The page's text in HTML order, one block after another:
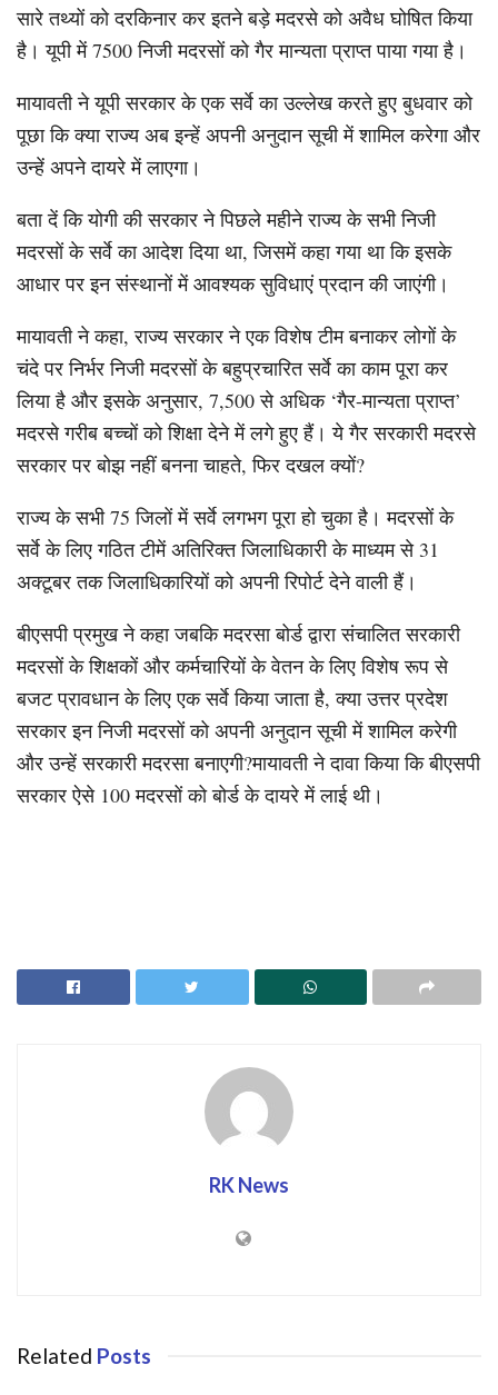
सारे तथ्यों को दरकिनार कर इतने बड़े मदरसे को अवैध घोषित किया
है। यूपी में 7500 निजी मदरसों को गैर मान्यता प्राप्त पाया गया है।
मायावती ने यूपी सरकार के एक सर्वे का उल्लेख करते हुए बुधवार को
पूछा कि क्या राज्य अब इन्हें अपनी अनुदान सूची में शामिल करेगा और
उन्हें अपने दायरे में लाएगा।
बता दें कि योगी की सरकार ने पिछले महीने राज्य के सभी निजी
मदरसों के सर्वे का आदेश दिया था, जिसमें कहा गया था कि इसके
आधार पर इन संस्थानों में आवश्यक सुविधाएं प्रदान की जाएंगी।
मायावती ने कहा, राज्य सरकार ने एक विशेष टीम बनाकर लोगों के
चंदे पर निर्भर निजी मदरसों के बहुप्रचारित सर्वे का काम पूरा कर
लिया है और इसके अनुसार, 7,500 से अधिक ‘गैर-मान्यता प्राप्त’
मदरसे गरीब बच्चों को शिक्षा देने में लगे हुए हैं। ये गैर सरकारी मदरसे
सरकार पर बोझ नहीं बनना चाहते, फिर दखल क्यों?
राज्य के सभी 75 जिलों में सर्वे लगभग पूरा हो चुका है। मदरसों के
सर्वे के लिए गठित टीमें अतिरिक्त जिलाधिकारी के माध्यम से 31
अक्टूबर तक जिलाधिकारियों को अपनी रिपोर्ट देने वाली हैं।
बीएसपी प्रमुख ने कहा जबकि मदरसा बोर्ड द्वारा संचालित सरकारी
मदरसों के शिक्षकों और कर्मचारियों के वेतन के लिए विशेष रूप से
बजट प्रावधान के लिए एक सर्वे किया जाता है, क्या उत्तर प्रदेश
सरकार इन निजी मदरसों को अपनी अनुदान सूची में शामिल करेगी
और उन्हें सरकारी मदरसा बनाएगी?मायावती ने दावा किया कि बीएसपी
सरकार ऐसे 100 मदरसों को बोर्ड के दायरे में लाई थी।
RK News
Related Posts